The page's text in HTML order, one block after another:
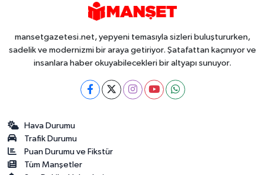
mansetgazetesi.net, yepyeni temasıyla sizleri buluştururken,
sadelik ve modernizmi bir araya getiriyor. Şatafattan kaçınıyor ve
insanlara haber okuyabilecekleri bir altyapı sunuyor.
Hava Durumu
Trafik Durumu
Puan Durumu ve Fikstür
Tüm Manşetler